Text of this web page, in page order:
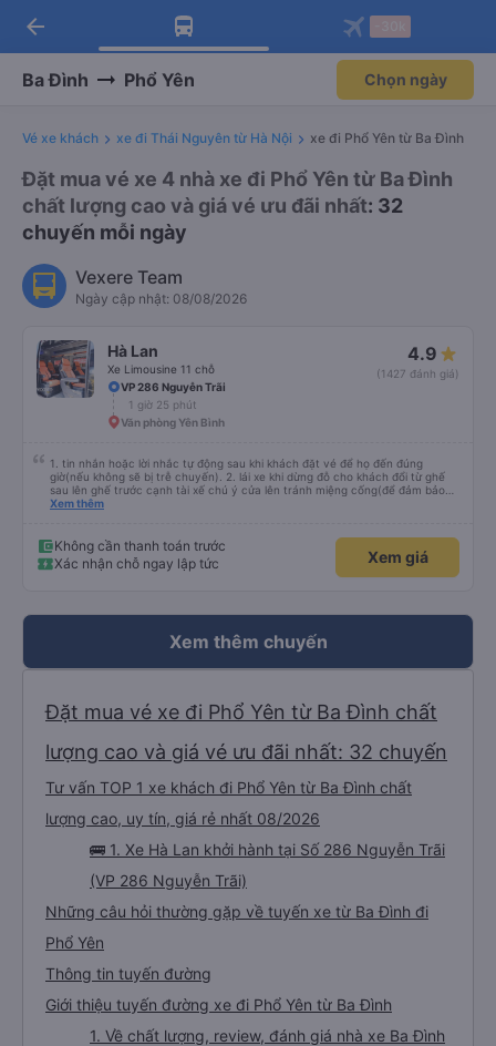
Tải app Vexere ngay!
Nhận ưu đãi thành viên độc
Mở app
Tải app Vexere
-30k/ghế khi đặt vé máy bay qua
Mở app
arrow_back
Ba Đình Phổ Yên Chọn ngày
Vé xe khách xe đi Thái Nguyên từ Hà Nội xe đi Phổ Yên từ Ba Đình
Đặt mua vé xe 4 nhà xe đi Phổ Yên từ Ba Đình
chất lượng cao và giá vé ưu đãi nhất: 32
chuyến mỗi ngày
Vexere Team
Ngày cập nhật: 08/08/2026
Hà Lan
Xe Limousine 11 chỗ
4.9
(1427 đánh giá)
VP 286 Nguyễn Trãi
1 giờ 25 phút
Văn phòng Yên Bình
1. tin nhắn hoặc lời nhắc tự động sau khi khách đặt vé để họ đến đúng
giờ(nếu không sẽ bị trễ chuyến). 2. lái xe khi dừng đỗ cho khách đổi từ ghế
sau lên ghế trước cạnh tài xế chú ý cửa lên tránh miệng cống(để đảm bảo
an toàn cho khách- tại HN: miệng cống bằng sắt chữ nhật dạng ô lưới, cửa
Tng kịp 20h, để khách nối chuyến Xe 11 chỗ nên thoáng đãng.
Xem thêm
Không cần thanh toán trước
Xác nhận chỗ ngay lập tức
Xem giá
Xem thêm chuyến
Đặt mua vé xe đi Phổ Yên từ Ba Đình chất
lượng cao và giá vé ưu đãi nhất: 32 chuyến
Tư vấn TOP 1 xe khách đi Phổ Yên từ Ba Đình chất
lượng cao, uy tín, giá rẻ nhất 08/2026
🚌 1. Xe Hà Lan khởi hành tại Số 286 Nguyễn Trãi
(VP 286 Nguyễn Trãi)
Những câu hỏi thường gặp về tuyến xe từ Ba Đình đi
Phổ Yên
Thông tin tuyến đường
Giới thiệu tuyến đường xe đi Phổ Yên từ Ba Đình
1. Về chất lượng, review, đánh giá nhà xe Ba Đình